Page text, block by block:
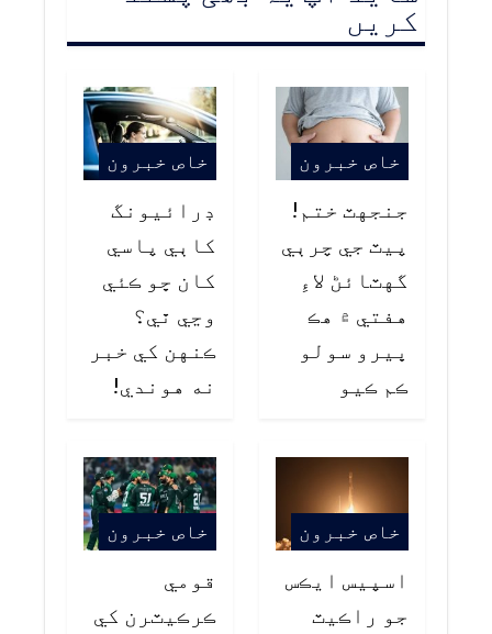
کریں
خاص خبرون
جنجهٽ ختم!
پيٽ جي چرٻي
گهٽائڻ لاءِ
هفتي ۾ هڪ
ڀيرو سولو
ڪم ڪيو
خاص خبرون
ڊرائيونگ
کاٻي پاسي
کان ڇو ڪئي
وڃي ٿي؟
ڪنهن کي خبر
نه هوندي!
خاص خبرون
اسپيس ايڪس
جو راڪيٽ
خاص خبرون
قومي
ڪرڪيٽرن کي